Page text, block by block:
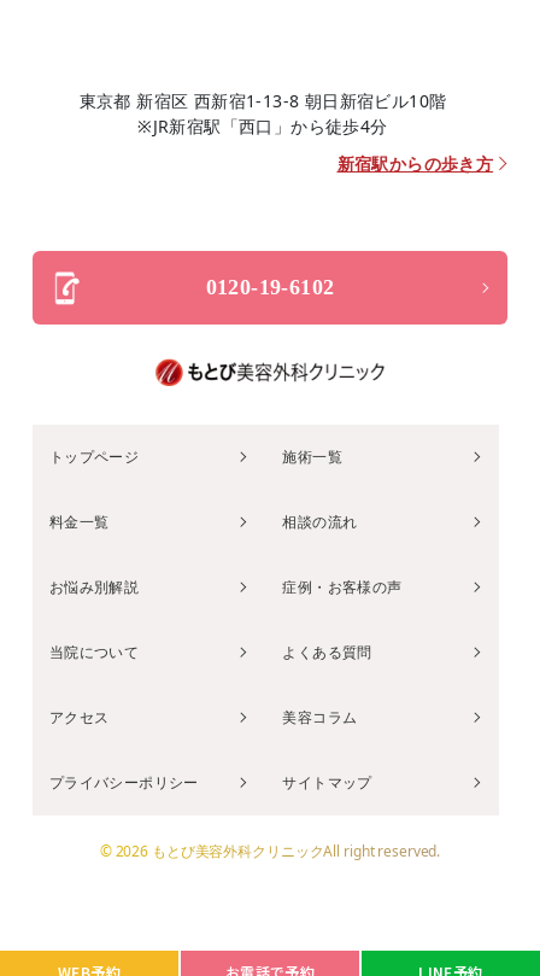
WEB予約 お電話で予約 LINE予約
東京都 新宿区 西新宿1-13-8 朝日新宿ビル10階
※JR新宿駅「西口」から徒歩4分
新宿駅からの歩き方
0120-19-6102
トップページ 施術一覧
料金一覧 相談の流れ
お悩み別解説 症例・お客様の声
当院について よくある質問
アクセス 美容コラム
プライバシーポリシー サイトマップ
© 2026 もとび美容外科クリニックAll right reserved.